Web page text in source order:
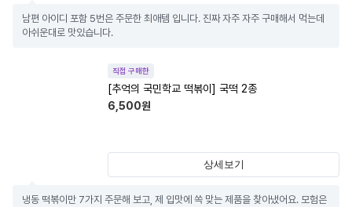
남편 아이디 포함 5번은 주문한 최애템 입니다. 진짜 자주 자주 구매해서 먹는데
아쉬운대로 맛있습니다.
직접 구매한
[추억의 국민학교 떡볶이] 국떡 2종
6,500원
상세보기
냉동 떡볶이만 7가지 주문해 보고, 제 입맛에 쏙 맞는 제품을 찾아냈어요. 모험은